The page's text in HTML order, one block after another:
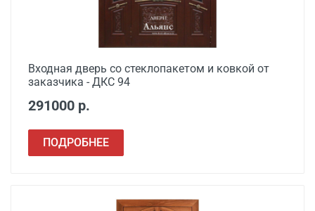
Входная дверь со стеклопакетом и ковкой от
заказчика - ДКС 94
291000 р.
ПОДРОБНЕЕ